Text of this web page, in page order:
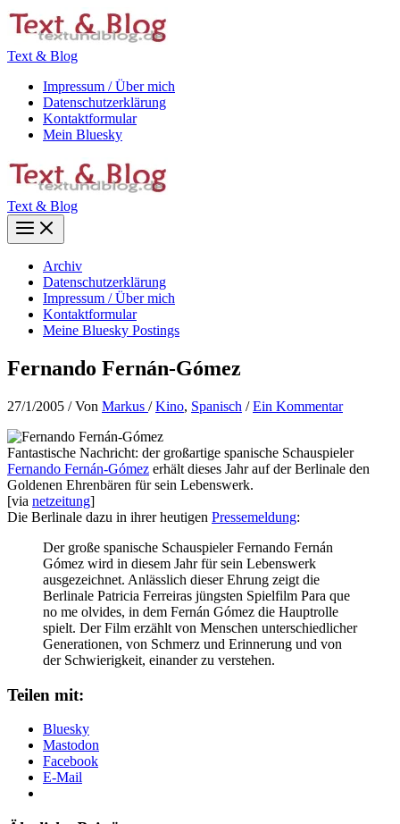
Zum
Inhalt
Text & Blog
Impressum / Über mich
Datenschutzerklärung
Kontaktformular
Mein Bluesky
Text & Blog
Main
Menu
Archiv
Datenschutzerklärung
Impressum / Über mich
Kontaktformular
Meine Bluesky Postings
Fernando Fernán-Gómez
27/1/2005 / Von Markus /Kino, Spanisch /Ein Kommentar
Fantastische Nachricht: der großartige spanische Schauspieler
Fernando Fernán-Gómez erhält dieses Jahr auf der Berlinale den
Goldenen Ehrenbären für sein Lebenswerk.
[via netzeitung]
Die Berlinale dazu in ihrer heutigen Pressemeldung:
Der große spanische Schauspieler Fernando Fernán
Gómez wird in diesem Jahr für sein Lebenswerk
ausgezeichnet. Anlässlich dieser Ehrung zeigt die
Berlinale Patricia Ferreiras jüngsten Spielfilm Para que
no me olvides, in dem Fernán Gómez die Hauptrolle
spielt. Der Film erzählt von Menschen unterschiedlicher
Generationen, von Schmerz und Erinnerung und von
der Schwierigkeit, einander zu verstehen.
Teilen mit:
Bluesky
Mastodon
Facebook
E-Mail